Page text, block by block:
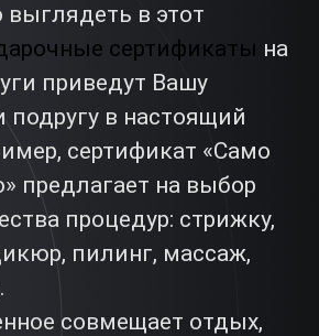
выглядеть в этот
сертификаты на
приведут Вашу
в настоящий
сертификат «Само
предлагает на выбор
процедур: стрижку,
пилинг, массаж,
совмещает отдых,